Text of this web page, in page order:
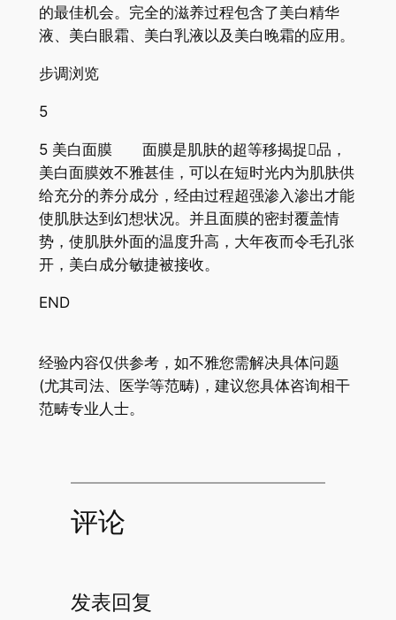
的最佳机会。完全的滋养过程包含了美白精华
液、美白眼霜、美白乳液以及美白晚霜的应用。
步调浏览
5
5 美白面膜 面膜是肌肤的超等移揭捉品，
美白面膜效不雅甚佳，可以在短时光内为肌肤供
给充分的养分成分，经由过程超强渗入渗出才能
使肌肤达到幻想状况。并且面膜的密封覆盖情
势，使肌肤外面的温度升高，大年夜而令毛孔张
开，美白成分敏捷被接收。
END
经验内容仅供参考，如不雅您需解决具体问题
(尤其司法、医学等范畴)，建议您具体咨询相干
范畴专业人士。
评论
发表回复